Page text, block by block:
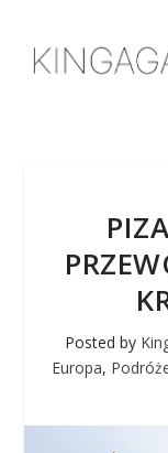
Posted by
Europa,